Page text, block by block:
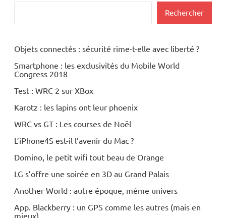
Rechercher
Objets connectés : sécurité rime-t-elle avec liberté ?
Smartphone : les exclusivités du Mobile World
Congress 2018
Test : WRC 2 sur XBox
Karotz : les lapins ont leur phoenix
WRC vs GT : Les courses de Noël
L’iPhone4S est-il l’avenir du Mac ?
Domino, le petit wifi tout beau de Orange
LG s’offre une soirée en 3D au Grand Palais
Another World : autre époque, même univers
App. Blackberry : un GPS comme les autres (mais en
mieux)